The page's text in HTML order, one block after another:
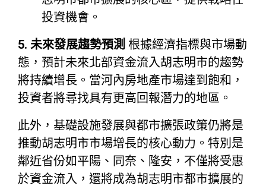
投資機會。
5. 未來發展趨勢預測 根據經濟指標與市場動
態，預計未來北部資金流入胡志明市的趨勢
將持續增長。當河內房地產市場達到飽和，
投資者將尋找具有更高回報潛力的地區。
此外，基礎設施發展與都市擴張政策仍將是
推動胡志明市市場增長的核心動力。特別是
鄰近省份如平陽、同奈、隆安，不僅將受惠
於資金流入，還將成為胡志明市都市擴展的